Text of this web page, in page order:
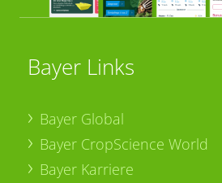
Bayer Links
Bayer Global
Bayer CropScience World
Bayer Karriere